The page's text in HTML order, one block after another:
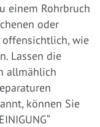
einem Rohrbruch
oder
wie
Lassen die
allmählich
können Sie